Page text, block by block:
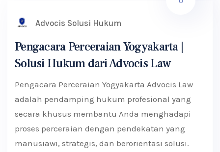
Advocis Solusi Hukum
Pengacara Perceraian Yogyakarta |
Solusi Hukum dari Advocis Law
Pengacara Perceraian Yogyakarta Advocis Law
adalah pendamping hukum profesional yang
secara khusus membantu Anda menghadapi
proses perceraian dengan pendekatan yang
manusiawi, strategis, dan berorientasi solusi.